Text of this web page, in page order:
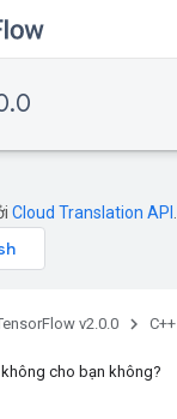
Cloud Translation API
v2.0.0 C++
cho bạn không?